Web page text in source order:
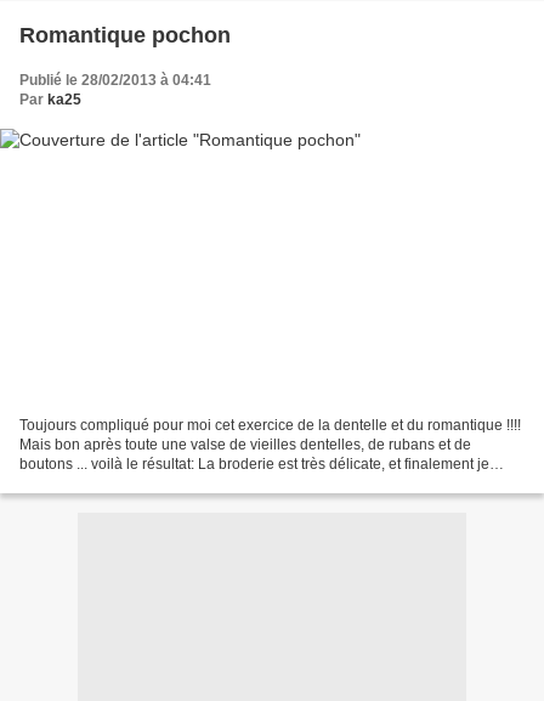
Romantique pochon
Publié le 28/02/2013 à 04:41
Par ka25
Toujours compliqué pour moi cet exercice de la dentelle et du romantique !!!!
Mais bon après toute une valse de vieilles dentelles, de rubans et de
boutons ... voilà le résultat: La broderie est très délicate, et finalement je